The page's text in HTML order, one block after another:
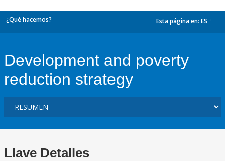
¿Qué hacemos? Esta página en: ES
Development and poverty
reduction strategy
Llave Detalles